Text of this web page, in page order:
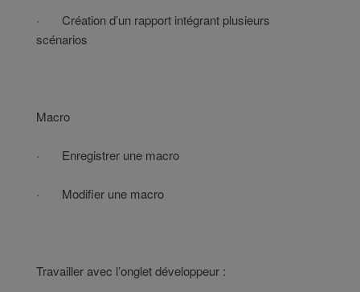
· Création d’un rapport intégrant plusieurs
scénarios
Macro
· Enregistrer une macro
· Modifier une macro
Travailler avec l’onglet développeur :